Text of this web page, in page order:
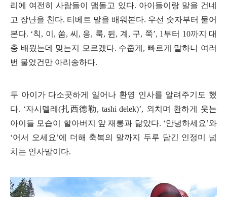
리에 여전히 사람들이 맴돌고 있다. 아이들이랑 말을 건네
고 장난을 친다. 티베트 말을 배워본다. 우선 숫자부터 물어
본다. ‘칙, 이 , 쑴, 씨 , 응, 룩, 뒨 , 계 , 구, 쭉’, 1 부터 10까지 대
충 배웠는데 맞는지 모르겠다. 수줍게 , 빠르게 말하니 여러
번 물었건만 아리송하다.
두 아이가 다소곳하게 일어나 환영 인사를 알려주기도 했
다. ‘자시델레 (扎西德勒, tashi delek)’, 외치며 환하게 웃는
아이들 모습이 할아버지 앞 재롱과 닮았다. ‘안녕하세요’와
‘어서 오세요’에 더해 축복의 말까지 두루 담긴 인정미 넘
치는 인사말이다.